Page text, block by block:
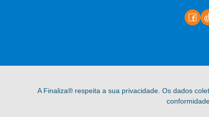
A Finaliza® respeita a sua privacidade. Os dados